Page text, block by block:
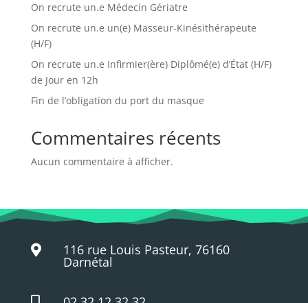
On recrute un.e Médecin Gériatre
On recrute un.e un(e) Masseur-Kinésithérapeute
(H/F)
On recrute un.e Infirmier(ère) Diplômé(e) d’État (H/F)
de Jour en 12h
Fin de l’obligation du port du masque
Commentaires récents
Aucun commentaire à afficher.
 116 rue Louis Pasteur, 76160
Darnétal